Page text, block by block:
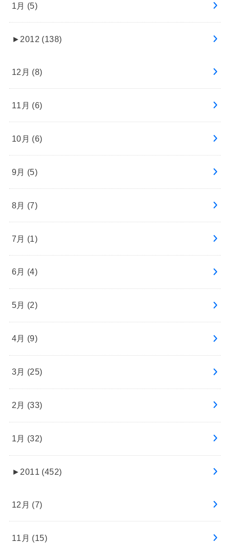
1月 (5)
► 2012 (138)
12月 (8)
11月 (6)
10月 (6)
9月 (5)
8月 (7)
7月 (1)
6月 (4)
5月 (2)
4月 (9)
3月 (25)
2月 (33)
1月 (32)
► 2011 (452)
12月 (7)
11月 (15)